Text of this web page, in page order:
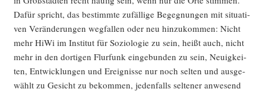
Dafür spricht, das bestimm­te zufäl­li­ge Begeg­nun­gen mit situa­ti­
ven Ver­än­de­run­gen weg­fal­len oder neu hin­zu­kom­men: Nicht
mehr HiWi im Insti­tut für Sozio­lo­gie zu sein, heißt auch, nicht
mehr in den dor­ti­gen Flur­funk ein­ge­bun­den zu sein, Neu­ig­kei­
ten, Ent­wick­lun­gen und Ereig­nis­se nur noch sel­ten und aus­ge­
wählt zu Gesicht zu bekom­men, jeden­falls sel­te­ner anwe­send